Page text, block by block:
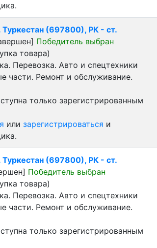
(697800), РК - ст.
Победитель выбран
товара)
Перевозка. Авто и спецтехники
части. Ремонт и обслуживание.
только зарегистрированным
или зарегистрироваться и
(697800), РК - ст.
Победитель выбран
товара)
Перевозка. Авто и спецтехники
части. Ремонт и обслуживание.
только зарегистрированным